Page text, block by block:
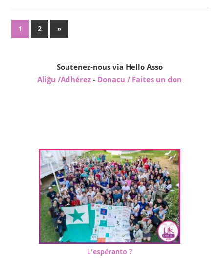
Paĝnumerado
1 2
Sekvaj
afiŝoj
»
Soutenez-nous via Hello Asso
Aliĝu /Adhérez - Donacu / Faites un don
L'espéranto ?